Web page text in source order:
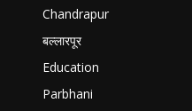
Chandrapur
बल्लारपूर
Education
Parbhani